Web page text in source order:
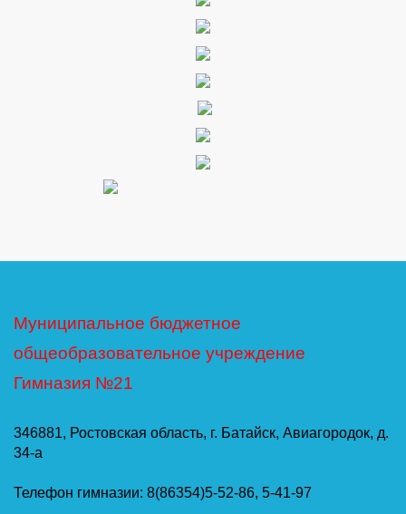
Муниципальное бюджетное
общеобразовательное учреждение
Гимназия №21
346881, Ростовская область, г. Батайск, Авиагородок, д.
34-а
Телефон гимназии: 8(86354)5-52-86, 5-41-97